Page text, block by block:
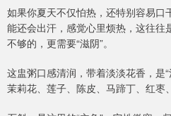
如果你夏天不仅怕热，还特别容易口
能还会出汗，感觉心里烦热，这往往
不够的，更需要“滋阴”。
这盅粥口感清润，带着淡淡花香，是“
茉莉花、莲子、陈皮、马蹄丁、红枣